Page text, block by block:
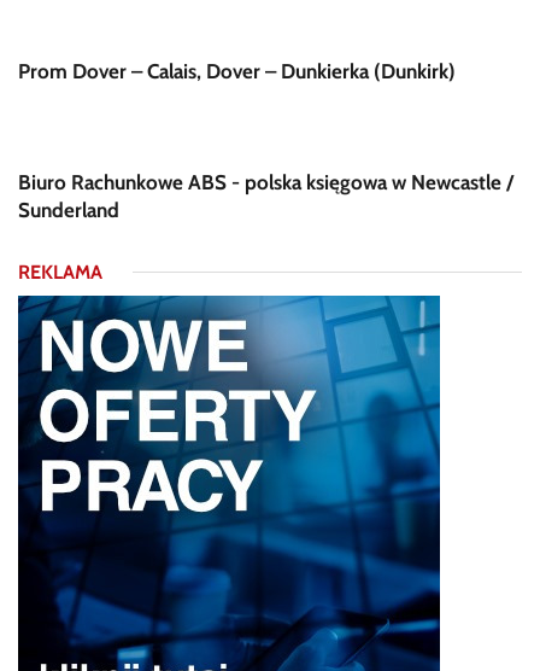
Prom Dover – Calais, Dover – Dunkierka (Dunkirk)
Biuro Rachunkowe ABS - polska księgowa w Newcastle /
Sunderland
REKLAMA